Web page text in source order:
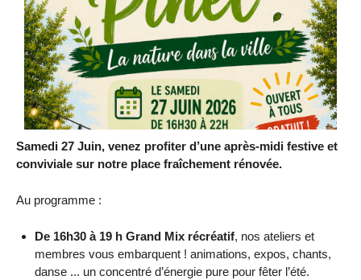
Samedi 27 Juin, venez profiter d’une après-midi festive et
conviviale sur notre place fraîchement rénovée.
Au programme :
De 16h30 à 19 h Grand Mix récréatif, nos ateliers et
membres vous embarquent ! animations, expos, chants,
danse ... un concentré d’énergie pure pour fêter l’été.